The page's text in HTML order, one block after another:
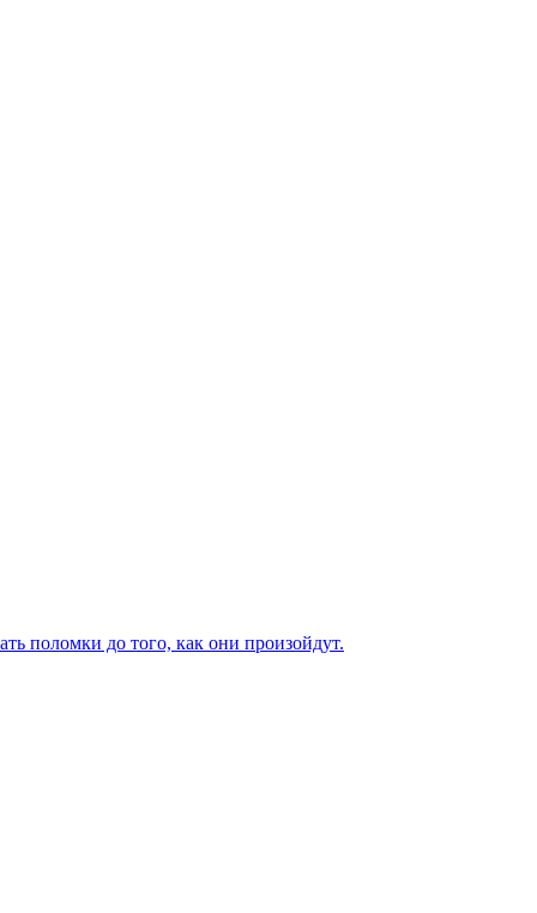
поломки до того, как они произойдут.